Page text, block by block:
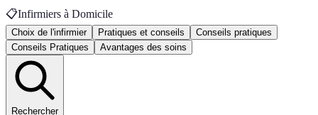
📋Infirmiers à Domicile
Choix de l'infirmier Pratiques et conseils
Conseils pratiques
Conseils Pratiques
Avantages des soins
Rechercher